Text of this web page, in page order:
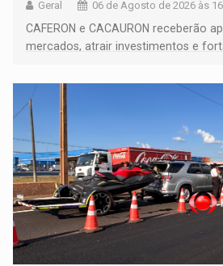
Geral 06 de Agosto de 2026 às
CAFERON e CACAURON receberão
mercados, atrair investimentos e